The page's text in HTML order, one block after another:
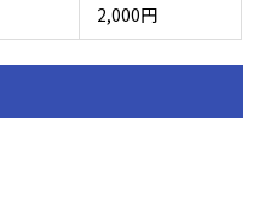
2,000円